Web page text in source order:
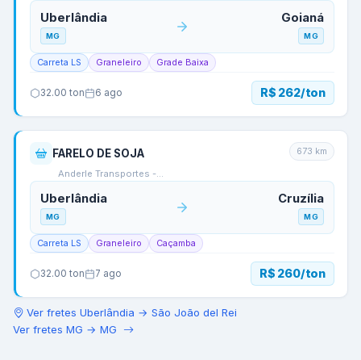
Uberlândia
MG
Goianá
MG
Carreta LS Graneleiro Grade Baixa
32.00 ton 6 ago R$ 262/ton
FARELO DE SOJA
Anderle Transportes -…
673 km
Uberlândia
MG
Cruzília
MG
Carreta LS Graneleiro Caçamba
32.00 ton 7 ago R$ 260/ton
Ver fretes Uberlândia → São João del Rei
Ver fretes MG → MG